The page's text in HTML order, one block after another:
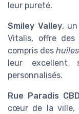
leur pureté.
Smiley Valley, un
Vitalis, offre des
compris des
leur excellent
personnalisés.
Rue Paradis
cœur de la ville,